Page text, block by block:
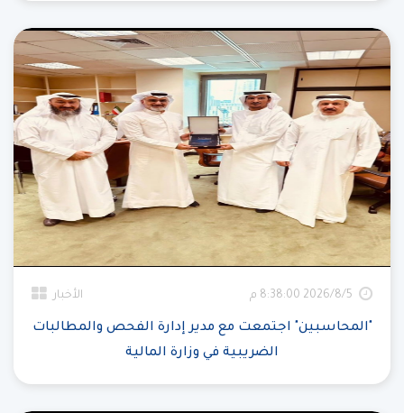
5‏‏/8‏‏/2026 8:38:00 م الأخبار
"المحاسبين" اجتمعت مع مدير إدارة الفحص والمطالبات
الضريبية في وزارة المالية